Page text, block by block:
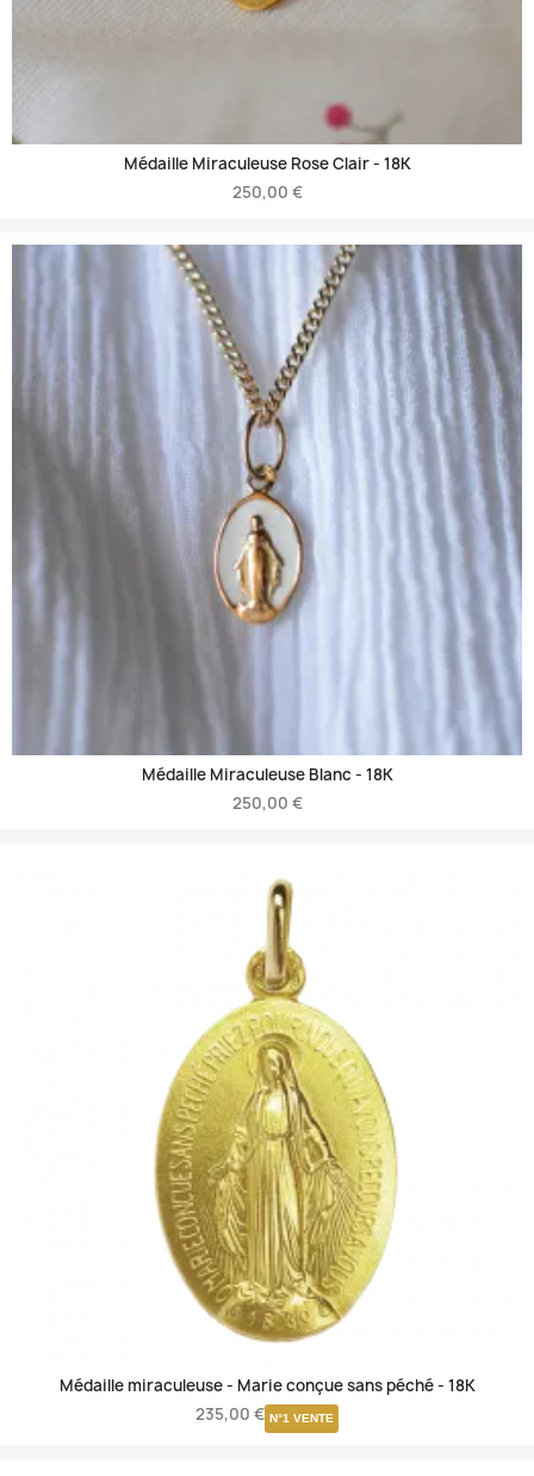
Médaille Miraculeuse Rose Clair - 18K
250,00 €
Médaille Miraculeuse Blanc - 18K
250,00 €
Médaille miraculeuse - Marie conçue sans péché - 18K
235,00 € N°1 VENTE